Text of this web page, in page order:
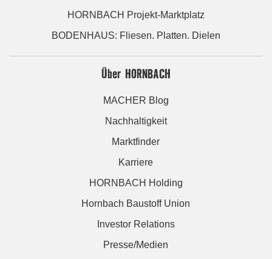
HORNBACH Projekt-Marktplatz
BODENHAUS: Fliesen. Platten. Dielen
Über HORNBACH
MACHER Blog
Nachhaltigkeit
Marktfinder
Karriere
HORNBACH Holding
Hornbach Baustoff Union
Investor Relations
Presse/Medien